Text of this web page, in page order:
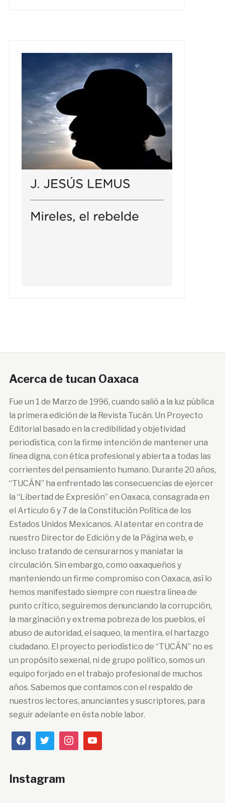
Acerca de tucan Oaxaca
Fue un 1 de Marzo de 1996, cuando salió a la luz pública
la primera edición de la Revista Tucán. Un Proyecto
Editorial basado en la credibilidad y objetividad
periodística, con la firme intención de mantener una
línea digna, con ética profesional y abierta a todas las
corrientes del pensamiento humano. Durante 20 años,
“TUCÁN” ha enfrentado las consecuencias de ejercer
la “Libertad de Expresión” en Oaxaca, consagrada en
el Articulo 6 y 7 de la Constitución Política de los
Estados Unidos Mexicanos. Al atentar en contra de
nuestro Director de Edición y de la Página web, e
incluso tratando de censurarnos y maniatar la
circulación. Sin embargo, como oaxaqueños y
manteniendo un firme compromiso con Oaxaca, así lo
hemos manifestado siempre con nuestra línea de
punto crítico, seguiremos denunciando la corrupción,
la marginación y extrema pobreza de los pueblos, el
abuso de autoridad, el saqueo, la mentira, el hartazgo
ciudadano. El proyecto periodístico de “TUCÁN” no es
un propósito sexenal, ni de grupo político, somos un
equipo forjado en el trabajo profesional de muchos
años. Sabemos que contamos con el respaldo de
nuestros lectores, anunciantes y suscriptores, para
seguir adelante en ésta noble labor.
Instagram